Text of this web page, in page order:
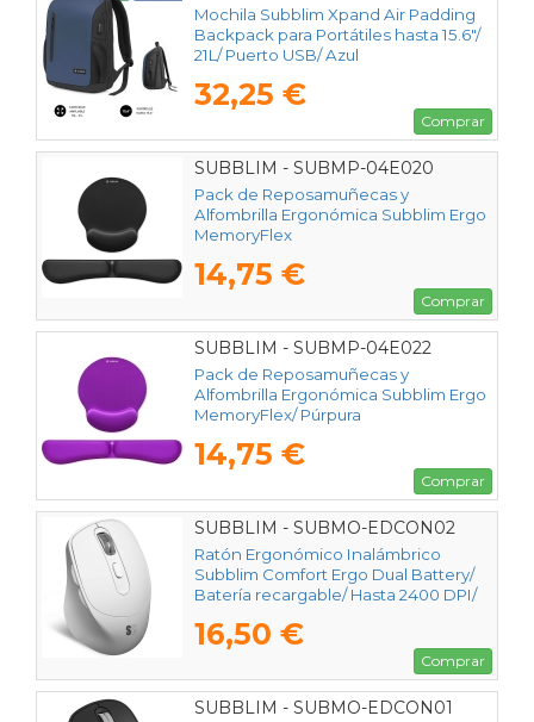
Mochila Subblim Xpand Air Padding
Backpack para Portátiles hasta 15.6"/
21L/ Puerto USB/ Azul
32,25 €
Comprar
SUBBLIM - SUBMP-04E020
Pack de Reposamuñecas y
Alfombrilla Ergonómica Subblim Ergo
MemoryFlex
14,75 €
Comprar
SUBBLIM - SUBMP-04E022
Pack de Reposamuñecas y
Alfombrilla Ergonómica Subblim Ergo
MemoryFlex/ Púrpura
14,75 €
Comprar
SUBBLIM - SUBMO-EDCON02
Ratón Ergonómico Inalámbrico
Subblim Comfort Ergo Dual Battery/
Batería recargable/ Hasta 2400 DPI/
16,50 €
Comprar
SUBBLIM - SUBMO-EDCON01